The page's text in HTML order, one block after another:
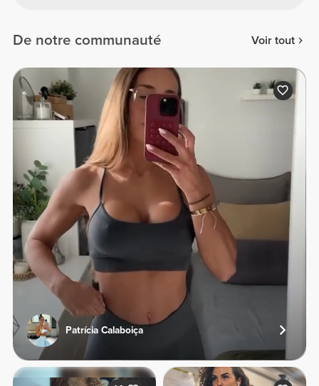
De notre communauté Voir tout
Patrícia Calaboiça